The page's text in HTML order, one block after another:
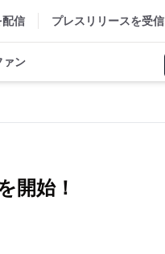
配信 プレスリリースを受信
ァン
開始！